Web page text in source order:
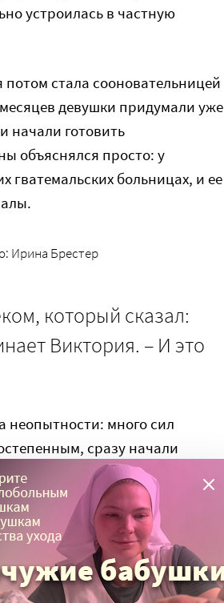
устроилась в частную
стала сооновательницей
девушки придумали уже
начали готовить
объяснялся просто: у
гватемальских больницах, и ее
Ирина Брестер
который сказал:
Виктория. – И это
неопытности: много сил
сразу начали
делали какие-то чертежи на
что, но мы делали очень
думаю, именно поэтому
площадке «Бумстартер»: за